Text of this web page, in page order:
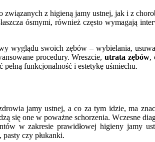
związanych z higieną jamy ustnej, jak i z
ósmymi, również często wymagają
wyglądu swoich zębów – wybielania,
procedury. Wreszcie, utrata zębów,
funkcjonalność i estetykę uśmiechu.
jamy ustnej, a co za tym idzie, ma
się one w poważne schorzenia. Wczesne
w zakresie prawidłowej higieny jamy
czy płukanki.